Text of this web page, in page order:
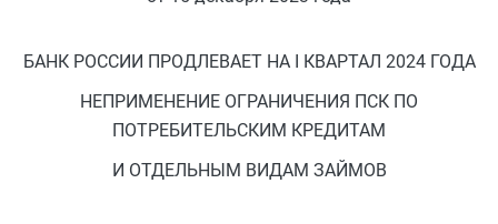
БАНК РОССИИ ПРОДЛЕВАЕТ НА I КВАРТАЛ 2024 ГОДА
НЕПРИМЕНЕНИЕ ОГРАНИЧЕНИЯ ПСК ПО
ПОТРЕБИТЕЛЬСКИМ КРЕДИТАМ
И ОТДЕЛЬНЫМ ВИДАМ ЗАЙМОВ